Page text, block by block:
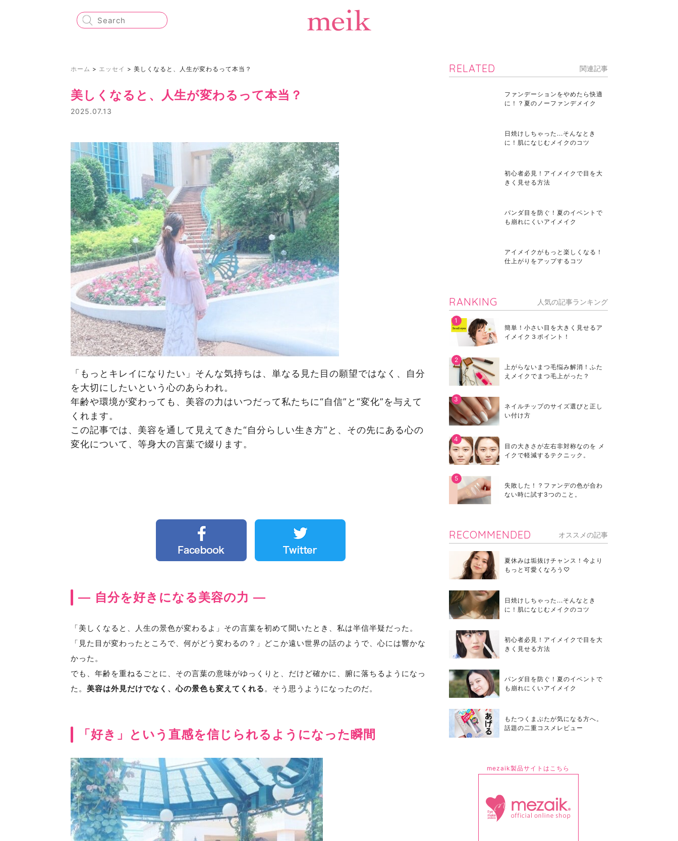
ホーム > エッセイ > 美しくなると、人生が変わるって本当？
美しくなると、人生が変わるって本当？
2025.07.13
「もっとキレイになりたい」そんな気持ちは、単なる見た目の願望ではなく、自分
を大切にしたいという心のあらわれ。
年齢や環境が変わっても、美容の力はいつだって私たちに“自信”と“変化”を与えて
くれます。
この記事では、美容を通して見えてきた“自分らしい生き方”と、その先にある心の
変化について、等身大の言葉で綴ります。
― 自分を好きになる美容の力 ―
「美しくなると、人生の景色が変わるよ」その言葉を初めて聞いたとき、私は半信半疑だった。
「見た目が変わったところで、何がどう変わるの？」どこか遠い世界の話のようで、心には響かな
かった。
でも、年齢を重ねるごとに、その言葉の意味がゆっくりと、だけど確かに、腑に落ちるようになっ
た。 美容は外見だけでなく、心の景色も変えてくれる。そう思うようになったのだ。
「好き」という直感を信じられるようになった瞬間
RELATED 関連記事
ファンデーションをやめたら快適
に！？夏のノーファンデメイク
日焼けしちゃった...そんなとき
に！肌になじむメイクのコツ
初心者必見！アイメイクで目を大
きく見せる方法
パンダ目を防ぐ！夏のイベントで
も崩れにくいアイメイク
アイメイクがもっと楽しくなる！
仕上がりをアップするコツ
RANKING 人気の記事ランキング
簡単！小さい目を大きく見せるア
イメイク３ポイント！
上がらないまつ毛悩み解消！ふた
えメイクでまつ毛上がった？
ネイルチップのサイズ選びと正し
い付け方
目の大きさが左右非対称なのを メ
イクで軽減するテクニック。
失敗した！？ファンデの色が合わ
ない時に試す3つのこと。
RECOMMENDED オススメの記事
夏休みは垢抜けチャンス！今より
もっと可愛くなろう♡
日焼けしちゃった...そんなとき
に！肌になじむメイクのコツ
初心者必見！アイメイクで目を大
きく見せる方法
パンダ目を防ぐ！夏のイベントで
も崩れにくいアイメイク
もたつくまぶたが気になる方へ。
話題の二重コスメレビュー
mezaik製品サイトはこちら